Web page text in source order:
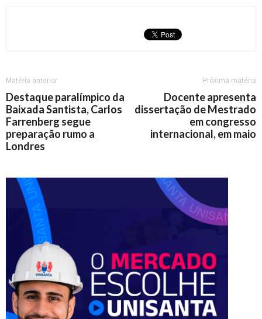
Matéria anterior
Destaque paralímpico da
Baixada Santista, Carlos
Farrenberg segue
preparação rumo a
Londres
Próxima matéria
Docente apresenta
dissertação de Mestrado
em congresso
internacional, em maio